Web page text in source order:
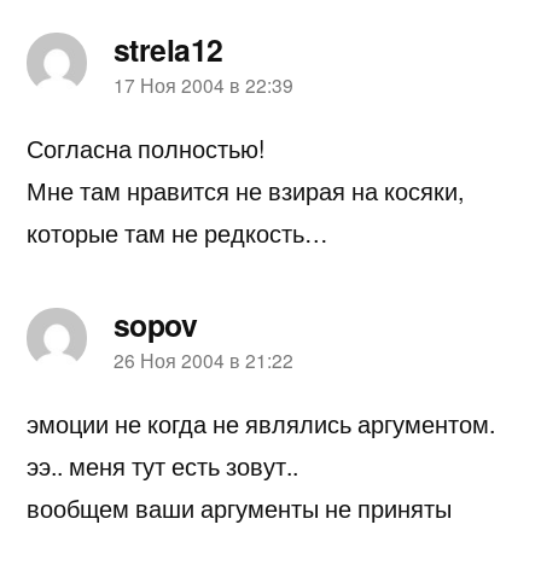
strela12
пишет:
17 Ноя 2004 в 22:39
Согласна полностью!
Мне там нравится не взирая на косяки,
которые там не редкость…
sopov
пишет:
26 Ноя 2004 в 21:22
эмоции не когда не являлись аргументом.
ээ.. меня тут есть зовут..
вообщем ваши аргументы не приняты